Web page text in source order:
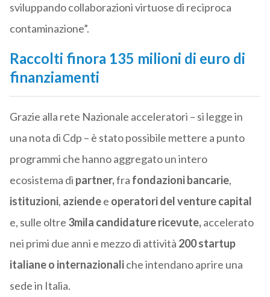
sviluppando collaborazioni virtuose di reciproca
contaminazione”.
Raccolti finora 135 milioni di euro di
finanziamenti
Grazie alla rete Nazionale acceleratori – si legge in
una nota di Cdp – è stato possibile mettere a punto
programmi che hanno aggregato un intero
ecosistema di partner,fra fondazioni bancarie,
istituzioni, aziendee operatori del venture capital
e, sulle oltre 3mila candidature ricevute,accelerato
nei primi due anni e mezzo di attività 200 startup
italiane o internazionaliche intendano aprire una
sede in Italia.